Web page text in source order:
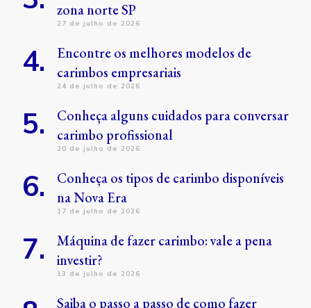
zona norte SP
27 de julho de 2026
Encontre os melhores modelos de
carimbos empresariais
24 de julho de 2026
Conheça alguns cuidados para conversar
carimbo profissional
20 de julho de 2026
Conheça os tipos de carimbo disponíveis
na Nova Era
17 de julho de 2026
Máquina de fazer carimbo: vale a pena
investir?
13 de julho de 2026
Saiba o passo a passo de como fazer